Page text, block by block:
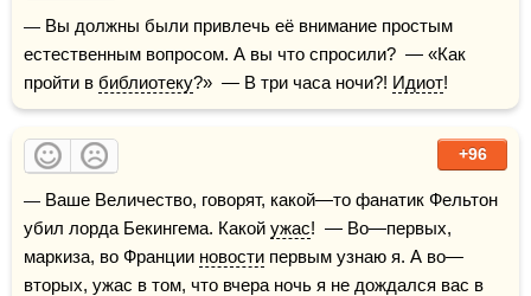
— Вы должны были привлечь её внимание простым
естественным вопросом. А вы что спросили?  — «Как
пройти в библиотеку?»  — В три часа ночи?! Идиот!
+96
— Ваше Величество, говорят, какой—то фанатик Фельтон
убил лорда Бекингема. Какой ужас!  — Во—первых,
маркиза, во Франции новости первым узнаю я. А во—
вторых, ужас в том, что вчера ночь я не дождался вас в